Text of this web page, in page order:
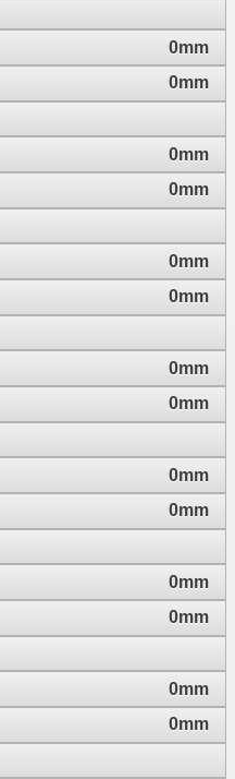
0mm
0mm
0mm
0mm
0mm
0mm
0mm
0mm
0mm
0mm
0mm
0mm
0mm
0mm